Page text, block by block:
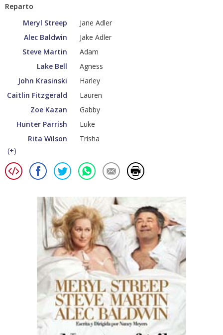
Reparto
Meryl Streep
Jane Adler
Alec Baldwin
Jake Adler
Steve Martin
Adam
Lake Bell
Agness
John Krasinski
Harley
Caitlin Fitzgerald
Lauren
Zoe Kazan
Gabby
Hunter Parrish
Luke
Rita Wilson
Trisha
(+)